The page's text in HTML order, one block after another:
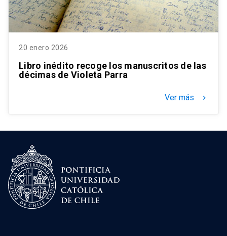
20 enero 2026
Libro inédito recoge los manuscritos de las
décimas de Violeta Parra
Ver más keyboard_arrow_right